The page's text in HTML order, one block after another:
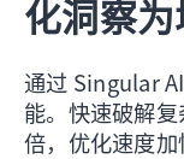
化洞察为
通过 Singular
能。快速破解
倍，优化速度加